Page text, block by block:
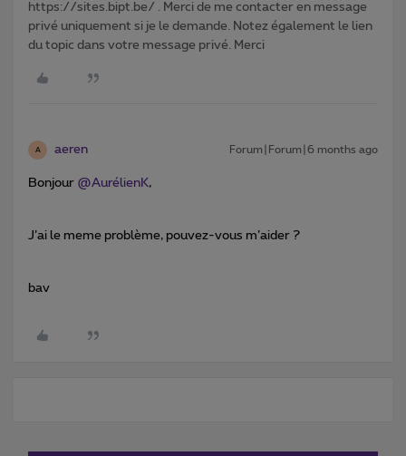
https://sites.bipt.be/ . Merci de me contacter en message
privé uniquement si je le demande. Notez également le lien
du topic dans votre message privé. Merci
A aeren Forum|Forum|6 months ago
Bonjour ​ @AurélienK,
J’ai le meme problème, pouvez-vous m’aider ?
bav